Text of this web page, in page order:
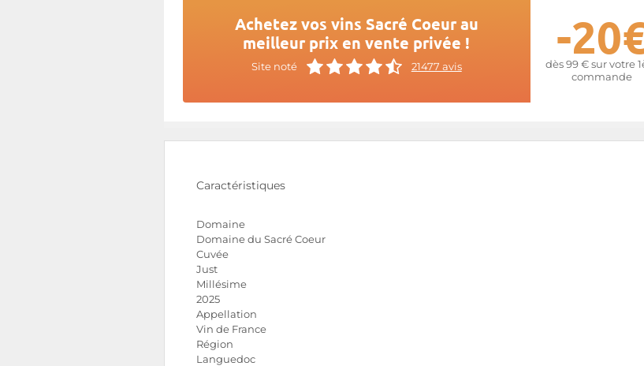
Achetez vos vins Sacré Coeur au
meilleur prix en vente privée !
Site noté 21477 avis
-
dès 99 € sur votre
commande
Caractéristiques
Domaine
Domaine du Sacré Coeur
Cuvée
Just
Millésime
2025
Appellation
Vin de France
Région
Languedoc